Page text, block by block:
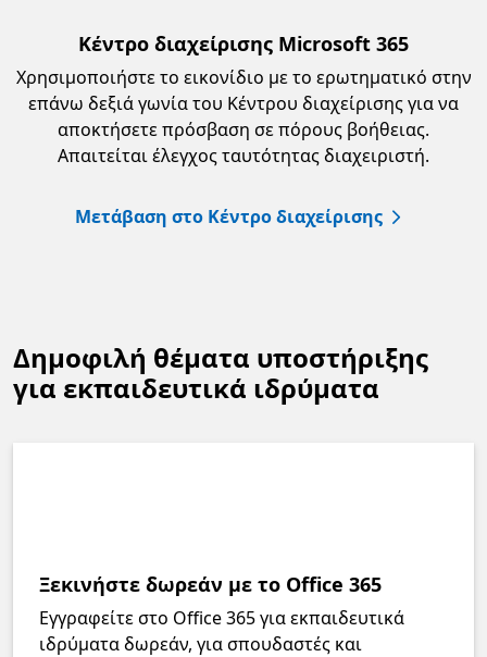
Κέντρο διαχείρισης Microsoft 365
Χρησιμοποιήστε το εικονίδιο με το ερωτηματικό στην
επάνω δεξιά γωνία του Κέντρου διαχείρισης για να
αποκτήσετε πρόσβαση σε πόρους βοήθειας.
Απαιτείται έλεγχος ταυτότητας διαχειριστή.
Μετάβαση στο Κέντρο διαχείρισης
Δημοφιλή θέματα υποστήριξης
για εκπαιδευτικά ιδρύματα
Ξεκινήστε δωρεάν με το Office 365
Εγγραφείτε στο Office 365 για εκπαιδευτικά
ιδρύματα δωρεάν, για σπουδαστές και